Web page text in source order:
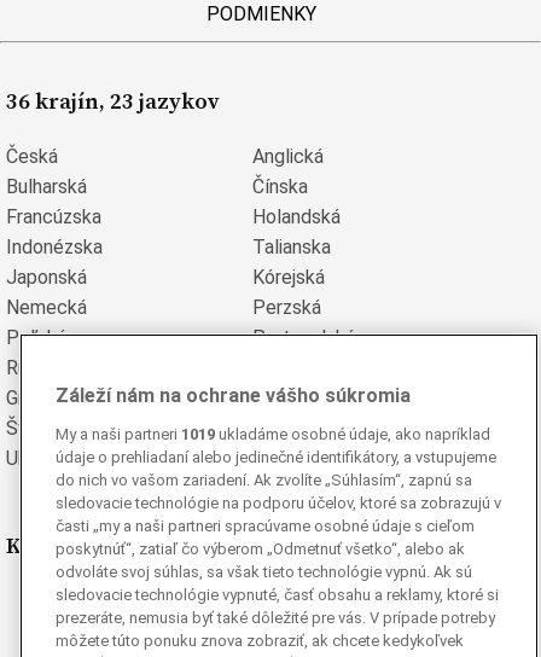
PODMIENKY
36 krajín, 23 jazykov
Česká
Anglická
Bulharská
Čínska
Francúzska
Holandská
Indonézska
Talianska
Japonská
Kórejská
Nemecká
Perzská
Poľská
Portugalská
Rumunská
Grécka
Španielska
Švédska
Turecká
Ukrajinská
Vietnamská
Kde nás nájdete
Facebook
Instagram
Záleží nám na ochrane vášho súkromia
My a naši partneri 1019 ukladáme osobné údaje, ako napríklad
údaje o prehliadaní alebo jedinečné identifikátory, a vstupujeme
do nich vo vašom zariadení. Ak zvolíte „Súhlasím“, zapnú sa
sledovacie technológie na podporu účelov, ktoré sa zobrazujú v
časti „my a naši partneri spracúvame osobné údaje s cieľom
poskytnúť“, zatiaľ čo výberom „Odmetnuť všetko“, alebo ak
odvoláte svoj súhlas, sa však tieto technológie vypnú. Ak sú
sledovacie technológie vypnuté, časť obsahu a reklamy, ktoré si
prezeráte, nemusia byť také dôležité pre vás. V prípade potreby
môžete túto ponuku znova zobraziť, ak chcete kedykoľvek